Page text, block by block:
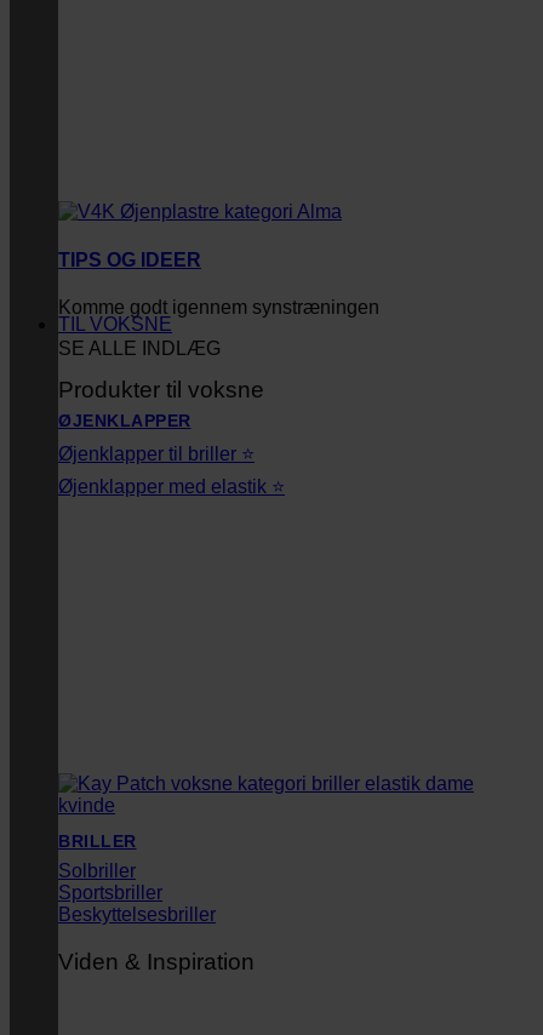
TIPS OG IDEER
Komme godt igennem synstræningen
SE ALLE INDLÆG
TIL VOKSNE
Produkter til voksne
ØJENKLAPPER
Øjenklapper til briller ⭐
Øjenklapper med elastik ⭐
BRILLER
Solbriller
Sportsbriller
Beskyttelsesbriller
Viden & Inspiration